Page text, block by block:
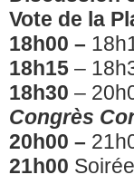
Vote de la
18h00 –
18h15 –
18h30 –
Congrès
20h00 –
21h00